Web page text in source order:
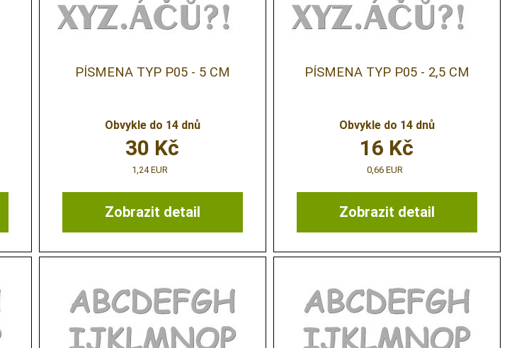
PÍSMENA TYP P05 - 5 CM
Obvykle do 14 dnů
Zobrazit detail
30 Kč
1,24 EUR
PÍSMENA TYP P05 - 2,5 CM
Obvykle do 14 dnů
Zobrazit detail
16 Kč
0,66 EUR